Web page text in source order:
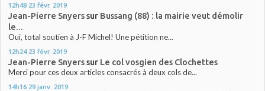
12h48 23 févr. 2019
Jean-Pierre Snyerssur Bussang (88) : la mairie veut démolir
le...
Oui, total soutien à J-F Michel! Une pétition ne...
12h24 23 févr. 2019
Jean-Pierre Snyerssur Le col vosgien des Clochettes
Merci pour ces deux articles consacrés à deux cols de...
14h16 29 janv. 2019